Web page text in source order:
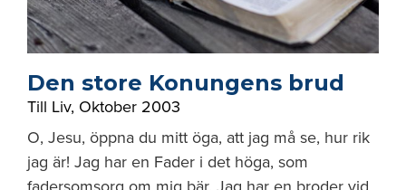
Den store Konungens brud
Till Liv, Oktober 2003
O, Jesu, öppna du mitt öga, att jag må se, hur rik
jag är! Jag har en Fader i det höga, som